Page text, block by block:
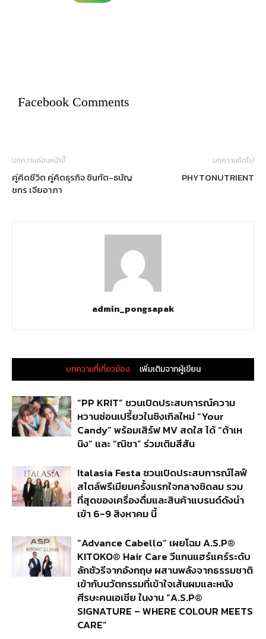
Facebook Comments
บทความก่อนหน้านี้
คู่คิดชีวิต คู่คิดธุรกิจ ชินทัต-ธนัญ
ชกร เจียอาภา
บทความถัดไป
PHYTONUTRIENT
admin_pongsapak
บทความที่เกี่ยวข้อง เพิ่มเติมจากผู้เขียน
“PP KRIT” ชวนเปิดประสบการณ์ความ
หวานซ่อนเปรี้ยวในซิงเกิลใหม่ “Your
Candy” พร้อมเสิร์ฟ MV สดใส ได้ “ต้าเห
นิง” และ “ณิชา” ร่วมเติมสีสัน
Italasia Festa ชวนเปิดประสบการณ์ไลฟ์
สไตล์พรีเมียมครั้งแรกใจกลางชิดลม รวม
ที่สุดของเครื่องดื่มและสินค้าแบรนด์ดังนำ
เข้า 6-9 สิงหาคม นี้
“Advance Cabello” เผยโฉม A.S.P®
KITOKO® Hair Care วีแกนแฮร์แคร์ระดับ
ลักชัวรีจากอังกฤษ ผสานพลังจากธรรมชาติ
เข้ากับนวัตกรรมที่เข้าใจเส้นผมและหนัง
ศีรษะคนเอเชีย ในงาน “A.S.P®
SIGNATURE – WHERE COLOUR MEETS
CARE”